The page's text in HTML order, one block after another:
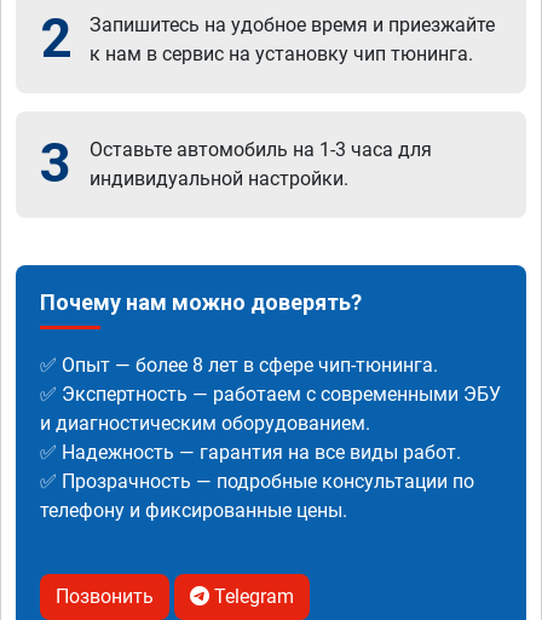
2
Запишитесь на удобное время и приезжайте
к нам в сервис на установку чип тюнинга.
3
Оставьте автомобиль на 1-3 часа для
индивидуальной настройки.
Почему нам можно доверять?
✅ Опыт — более 8 лет в сфере чип-тюнинга.
✅ Экспертность — работаем с современными ЭБУ
и диагностическим оборудованием.
✅ Надежность — гарантия на все виды работ.
✅ Прозрачность — подробные консультации по
телефону и фиксированные цены.
Позвонить Telegram